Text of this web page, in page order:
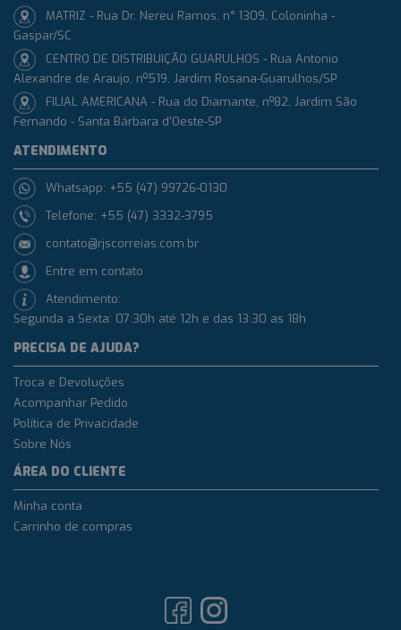
MATRIZ - Rua Dr. Nereu Ramos, n° 1309, Coloninha -
Gaspar/SC
CENTRO DE DISTRIBUIÇÃO GUARULHOS - Rua Antonio
Alexandre de Araujo, nº519, Jardim Rosana-Guarulhos/SP
FILIAL AMERICANA - Rua do Diamante, nº82, Jardim São
Fernando - Santa Bárbara d'Oeste-SP
ATENDIMENTO
Whatsapp: +55 (47) 99726-0130
Telefone: +55 (47) 3332-3795
contato@rjscorreias.com.br
Entre em contato
Atendimento:
Segunda a Sexta: 07:30h até 12h e das 13:30 as 18h
PRECISA DE AJUDA?
Troca e Devoluções
Acompanhar Pedido
Política de Privacidade
Sobre Nós
ÁREA DO CLIENTE
Minha conta
Carrinho de compras